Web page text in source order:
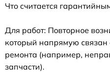
Что считается
Для работ: Повторное
который напрямую связан
ремонта (например,
запчасти).